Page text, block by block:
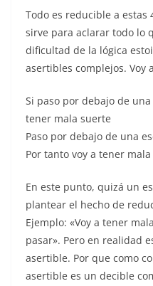
Todo es reducible a estas
sirve para aclarar todo lo
dificultad de la lógica
asertibles complejos. Voy
Si paso por debajo de
tener mala suerte
Paso por debajo de una
Por tanto voy a tener
En este punto, quizá un
plantear el hecho de
Ejemplo: «Voy a tener
pasar». Pero en realidad
asertible. Por que como
asertible es un decible